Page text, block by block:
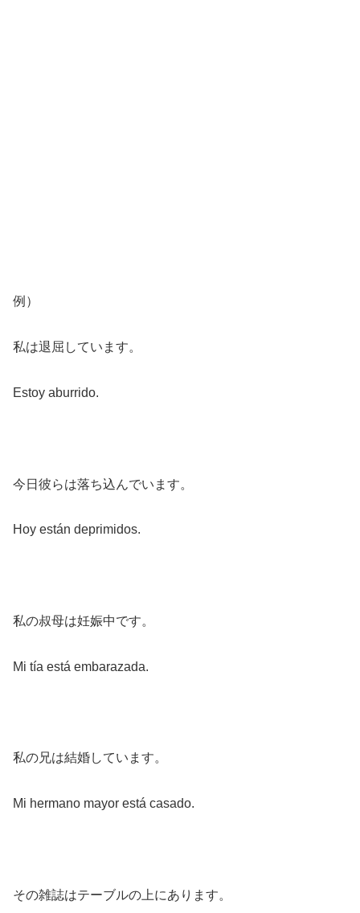
例）
私は退屈しています。
Estoy aburrido.
今日彼らは落ち込んでいます。
Hoy están deprimidos.
私の叔母は妊娠中です。
Mi tía está embarazada.
私の兄は結婚しています。
Mi hermano mayor está casado.
その雑誌はテーブルの上にあります。